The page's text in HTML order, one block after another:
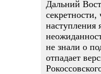
Дальний
секретности,
наступления
не знали о
отпадает